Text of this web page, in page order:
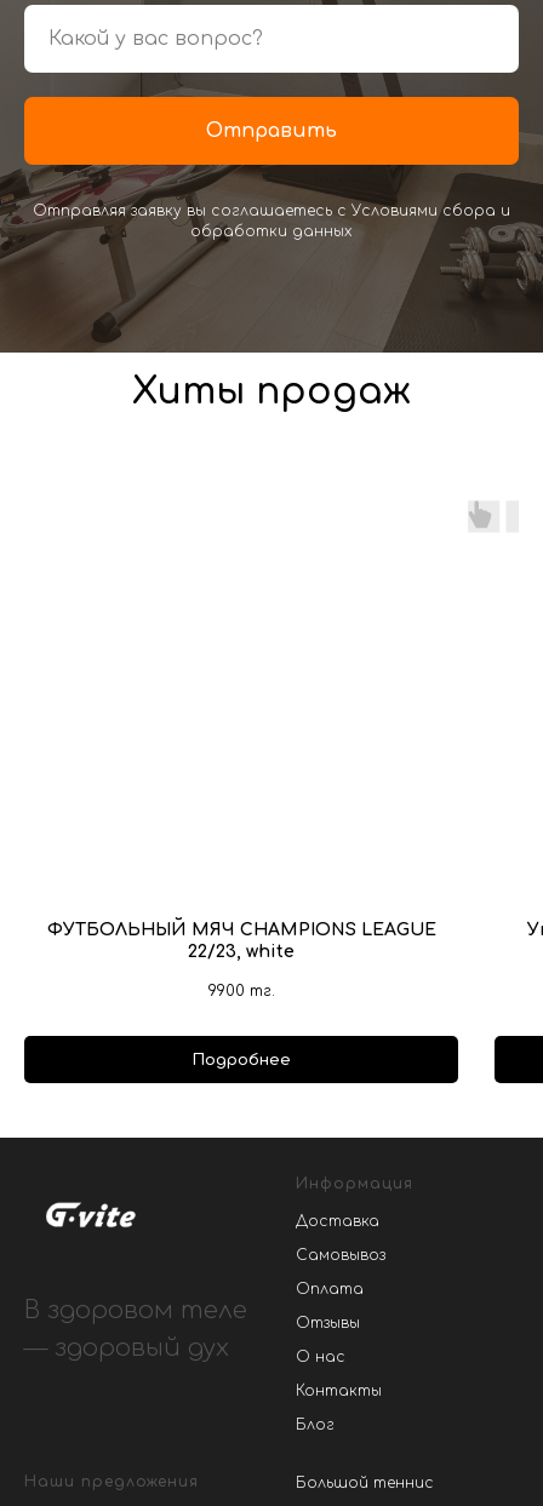
Отправить
Отправляя заявку вы соглашаетесь с Условиями сбора и
обработки данных
Хиты продаж
ФУТБОЛЬНЫЙ МЯЧ CHAMPIONS LEAGUE
22/23, white
9900 тг.
Подробнее
В здоровом теле
— здоровый дух
Информация
Доставка
Самовывоз
Оплата
Отзывы
О нас
Контакты
Блог
Наши предложения Большой теннис